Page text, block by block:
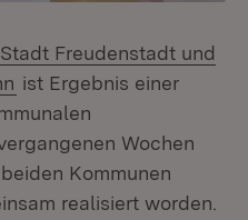
Freudenstadt und
(Öffnet in neuem Fenster)
ist Ergebnis einer
Wochen
Kommunen
realisiert worden.